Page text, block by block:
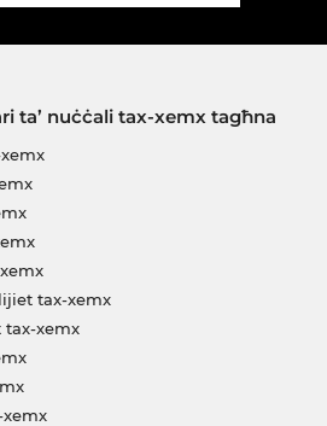
ta’ nuċċali tax-xemx tagħna
tax-xemx
tax-xemx